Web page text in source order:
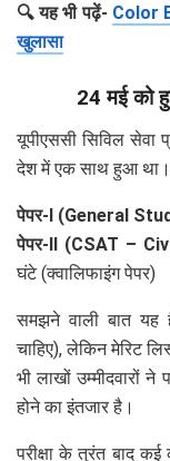
🔍 यह भी पढ़ें- Color
खुलासा
24 मई को
यूपीएससी सिविल सेवा
देश में एक साथ हुआ था।
पेपर-I (General
पेपर-II (CSAT –
घंटे (क्वालिफाइंग पेपर)
समझने वाली बात
चाहिए), लेकिन मेरिट
भी लाखों उम्मीदवारों
होने का इंतजार है।
परीक्षा के तुरंत बाद